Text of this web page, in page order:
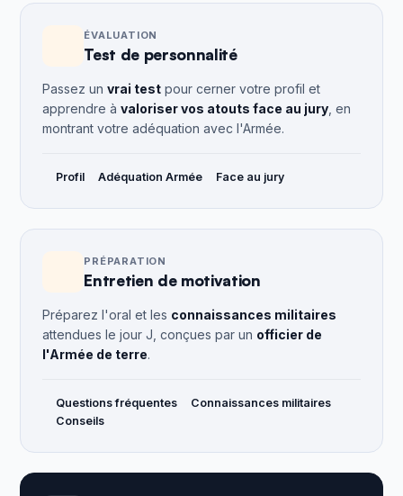
ÉVALUATION
Test de personnalité
Passez unvrai test pour cerner votre profil et
apprendre àvaloriser vos atouts face au jury , en
montrant votre adéquation avec l'Armée.
Profil Adéquation Armée Face au jury
PRÉPARATION
Entretien de motivation
Préparez l'oral et les connaissances militaires
attendues le jour J, conçues par un officier de
l'Armée de terre.
Questions fréquentes
Connaissances militaires
Conseils